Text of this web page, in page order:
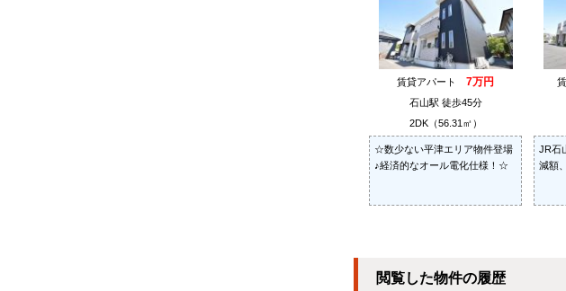
賃貸アパート 7万円
石山駅 徒歩45分
2DK（56.31㎡）
☆数少ない平津エリア物件登場
♪経済的なオール電化仕様！☆
JR石
減額
閲覧した物件の履歴